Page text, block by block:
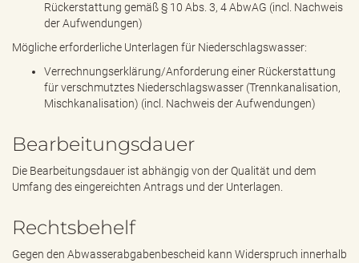
Rückerstattung gemäß § 10 Abs. 3, 4 AbwAG (incl. Nachweis
der Aufwendungen)
Mögliche erforderliche Unterlagen für Niederschlagswasser:
Verrechnungserklärung/Anforderung einer Rückerstattung
für verschmutztes Niederschlagswasser (Trennkanalisation,
Mischkanalisation) (incl. Nachweis der Aufwendungen)
Bearbeitungsdauer
Die Bearbeitungsdauer ist abhängig von der Qualität und dem
Umfang des eingereichten Antrags und der Unterlagen.
Rechtsbehelf
Gegen den Abwasserabgabenbescheid kann Widerspruch innerhalb